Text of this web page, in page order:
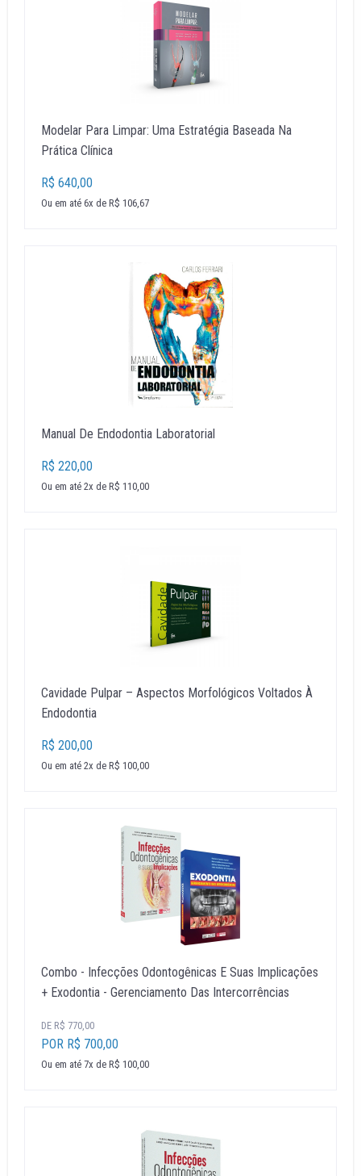
Modelar Para Limpar: Uma Estratégia Baseada Na
Prática Clínica
R$ 640,00
Ou em até 6x de R$ 106,67
Manual De Endodontia Laboratorial
R$ 220,00
Ou em até 2x de R$ 110,00
Cavidade Pulpar – Aspectos Morfológicos Voltados À
Endodontia
R$ 200,00
Ou em até 2x de R$ 100,00
Combo - Infecções Odontogênicas E Suas Implicações
+ Exodontia - Gerenciamento Das Intercorrências
DE R$ 770,00
POR R$ 700,00
Ou em até 7x de R$ 100,00